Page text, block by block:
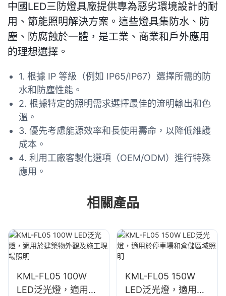
中國LED三防燈具廠提供專為惡劣環境設計的耐
用、節能照明解決方案。這些燈具集防水、防
塵、防腐蝕於一體，是工業、商業和戶外應用
的理想選擇。
1. 根據 IP 等級（例如 IP65/IP67）選擇所需的防
水和防塵性能。
2. 根據特定的照明需求選擇最佳的流明輸出和色
溫。
3. 優先考慮能源效率和長使用壽命，以降低維護
成本。
4. 利用工廠客製化選項（OEM/ODM）進行特殊
應用。
相關產品
KML-FL05 100W
LED泛光燈，適用於
KML-FL05 150W
LED泛光燈，適用於